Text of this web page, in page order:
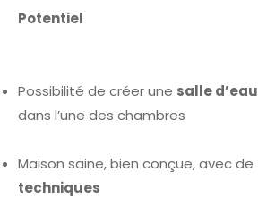
Potentiel
Possibilité de créer une salle
dans l’une des chambres
Maison saine, bien conçue, avec de
techniques